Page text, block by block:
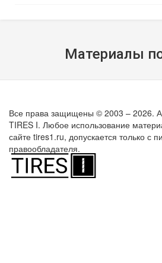
Материалы
Все права защищены © 2003 – 2026.
TIRES I. Любое использование
сайте tires1.ru, допускается только с
правообладателя.